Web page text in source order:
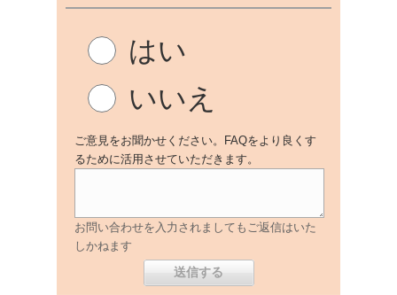
はい
いいえ
ご意見をお聞かせください。FAQをより良くす
るために活用させていただきます。
お問い合わせを入力されましてもご返信はいた
しかねます